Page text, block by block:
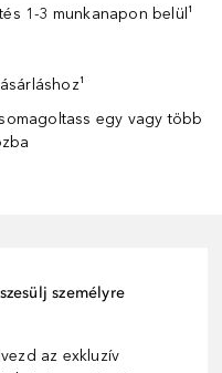
1-3 munkanapon belül¹
egy vagy több
személyre
az exkluzív